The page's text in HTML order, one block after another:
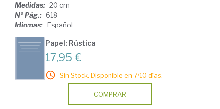
Medidas: 20 cm
Nº Pág.: 618
Idiomas: Español
Papel: Rústica
17,95 €
Sin Stock. Disponible en 7/10 días.
COMPRAR